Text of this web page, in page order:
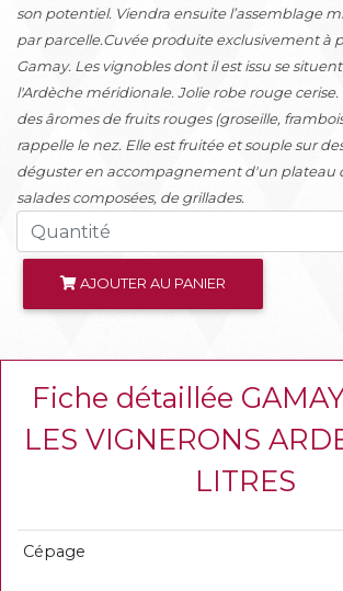
son potentiel. Viendra ensuite l’assemblage
par parcelle.Cuvée produite exclusivement à
Gamay. Les vignobles dont il est issu se
l'Ardèche méridionale. Jolie robe rouge
des âromes de fruits rouges (groseille,
rappelle le nez. Elle est fruitée et souple sur
déguster en accompagnement d'un plateau
salades composées, de grillades.
AJOUTER AU PANIER
Fiche détaillée
LES VIGNERONS
LITRES
Cépage